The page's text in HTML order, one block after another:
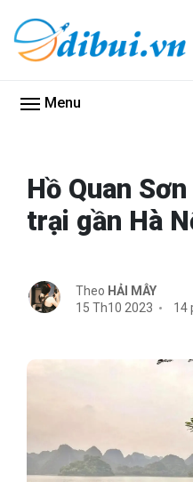
Menu
Hồ Quan
trại gần Hà
Theo HẢI MÂY
15 Th10 2023
14